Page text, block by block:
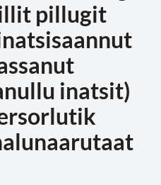
pillugit
inatsit)